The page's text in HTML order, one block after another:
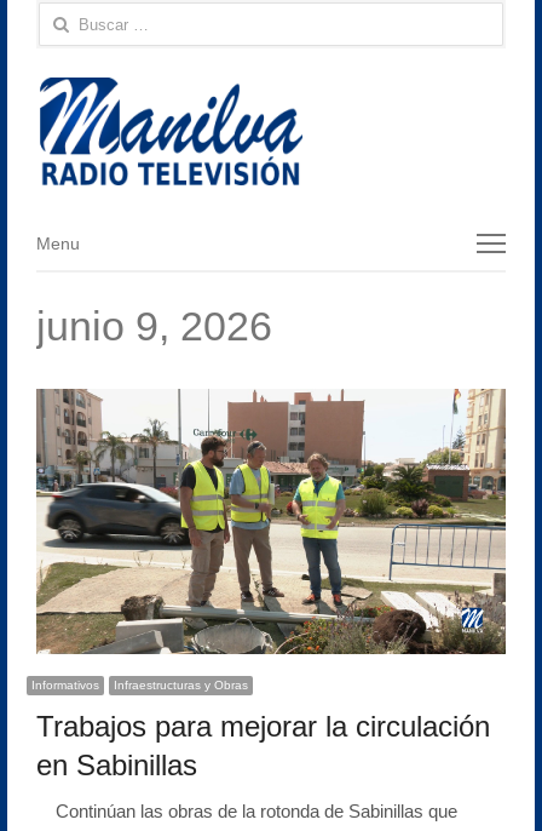
Buscar:
Menu
Menu
junio 9, 2026
Informativos Infraestructuras y Obras
Trabajos para mejorar la circulación
en Sabinillas
Continúan las obras de la rotonda de Sabinillas que